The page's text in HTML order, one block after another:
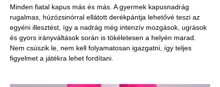
Minden fiatal kapus más és más. A gyermek kapusnadrág
rugalmas, húzózsinórral ellátott derékpántja lehetővé teszi az
egyéni illesztést, így a nadrág még intenzív mozgások, ugrások
és gyors irányváltások során is tökéletesen a helyén marad.
Nem csúszik le, nem kell folyamatosan igazgatni, így teljes
figyelmet a játékra lehet fordítani.